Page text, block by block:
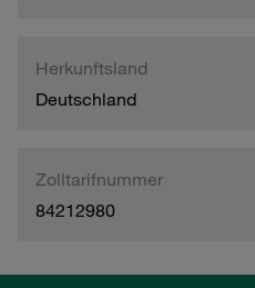
Herkunftsland
Deutschland
Zolltarifnummer
84212980